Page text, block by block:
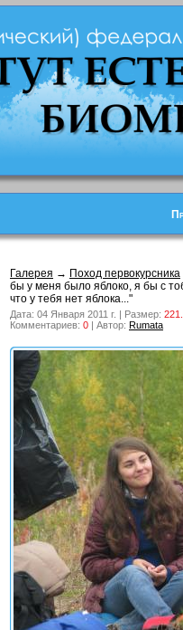
Галерея → Поход первокурсника
бы у меня было яблоко, я бы с
что у тебя нет яблока..."
Дата: 04 Января 2011 г. | Размер:
Комментариев: 0 | Автор: Rumata